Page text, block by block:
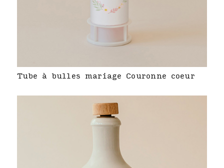
Tube à bulles mariage Couronne coeur